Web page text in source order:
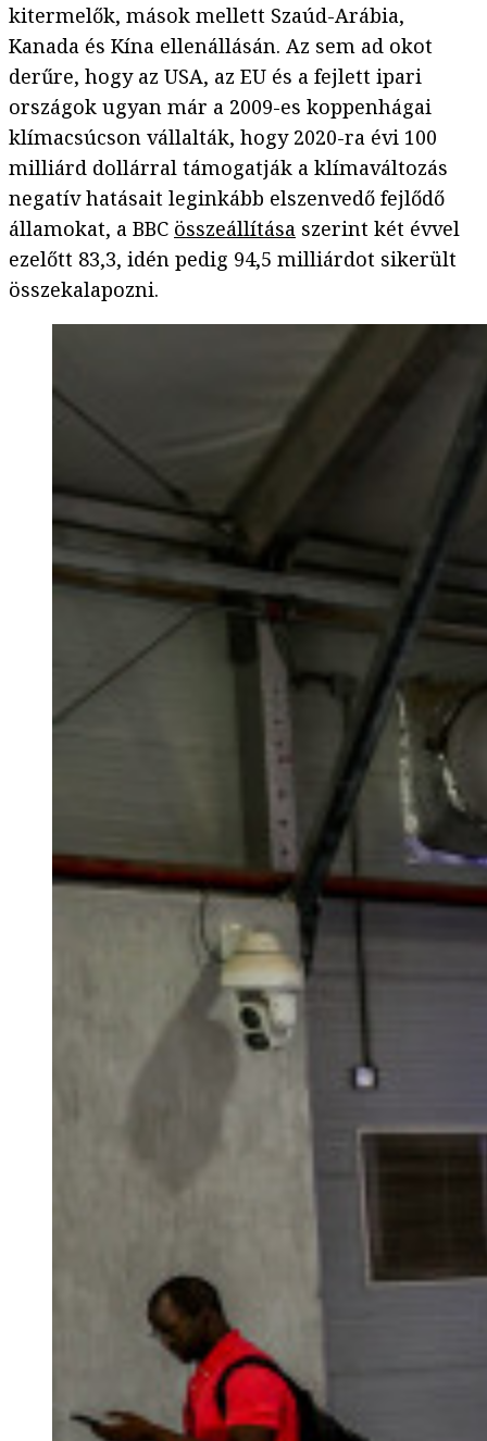
kitermelők, mások mellett Szaúd-Arábia,
Kanada és Kína ellenállásán. Az sem ad okot
derűre, hogy az USA, az EU és a fejlett ipari
országok ugyan már a 2009-es koppenhágai
klímacsúcson vállalták, hogy 2020-ra évi 100
milliárd dollárral támogatják a klímaváltozás
negatív hatásait leginkább elszenvedő fejlődő
államokat, a BBC összeállítása szerint két évvel
ezelőtt 83,3, idén pedig 94,5 milliárdot sikerült
összekalapozni.